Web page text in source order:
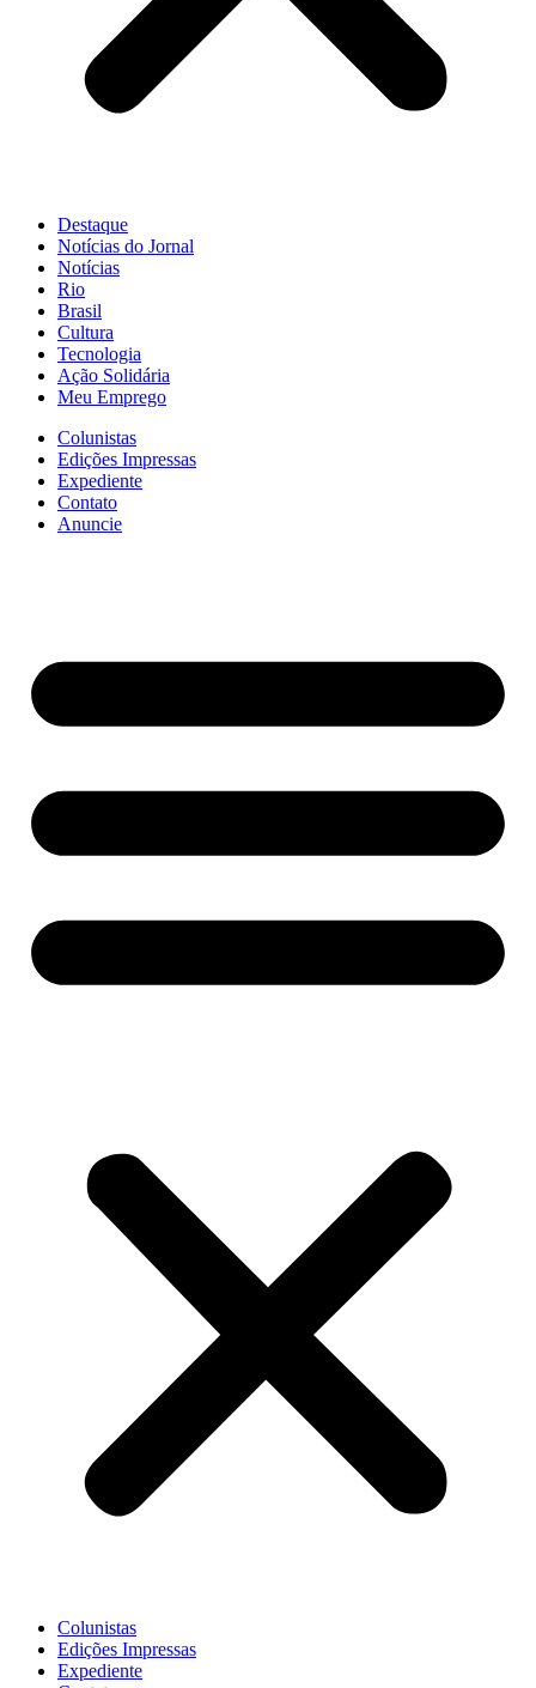
Destaque
Notícias do Jornal
Notícias
Rio
Brasil
Cultura
Tecnologia
Ação Solidária
Meu Emprego
Colunistas
Edições Impressas
Expediente
Contato
Anuncie
Colunistas
Edições Impressas
Expediente